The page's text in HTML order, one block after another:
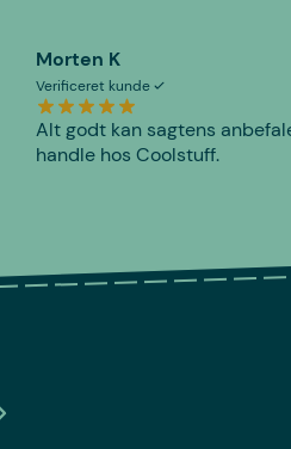
Morten K
Verificeret kunde
Alt godt kan sagtens
handle hos Coolstuff.